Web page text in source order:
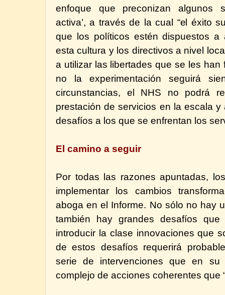
enfoque que preconizan algunos
activa’, a través de la cual “el éxito
que los políticos estén dispuestos a
esta cultura y los directivos a nivel
a utilizar las libertades que se les han
no la experimentación seguirá
circunstancias, el NHS no podrá
prestación de servicios en la escala
desafíos a los que se enfrentan los
El camino a seguir
Por todas las razones apuntadas,
implementar los cambios
aboga en el Informe. No sólo no hay
también hay grandes desafíos
introducir la clase innovaciones que
de estos desafíos requerirá
serie de intervenciones que en su
complejo de acciones coherentes que